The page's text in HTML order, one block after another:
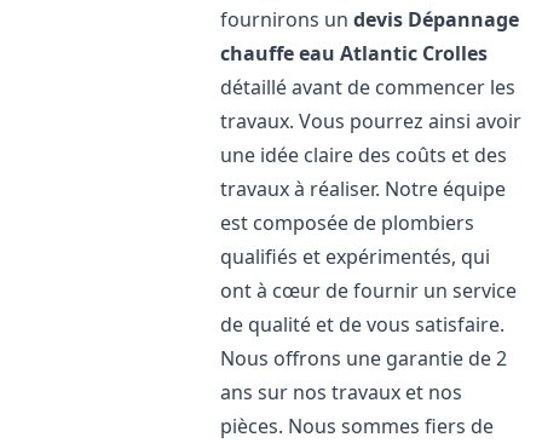
fournirons undevis Dépannage
chauffe eau Atlantic Crolles
détaillé avant de commencer les
travaux. Vous pourrez ainsi avoir
une idée claire des coûts et des
travaux à réaliser. Notre équipe
est composée de plombiers
qualifiés et expérimentés, qui
ont à cœur de fournir un service
de qualité et de vous satisfaire.
Nous offrons une garantie de 2
ans sur nos travaux et nos
pièces. Nous sommes fiers de